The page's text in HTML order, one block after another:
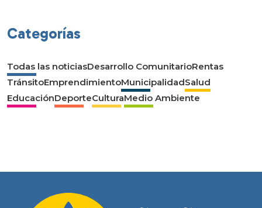
Categorías
Todas las noticiasDesarrollo ComunitarioRentas
TránsitoEmprendimientoMunicipalidadSalud
EducaciónDeporteCulturaMedio Ambiente